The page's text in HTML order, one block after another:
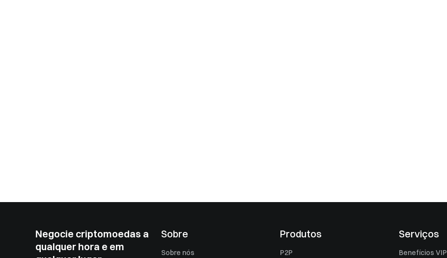
Negocie criptomoedas a
qualquer hora e em
Sobre
Sobre nós
Produtos
P2P
Serviços
Benefícios VIP